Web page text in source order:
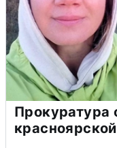
Прокуратура